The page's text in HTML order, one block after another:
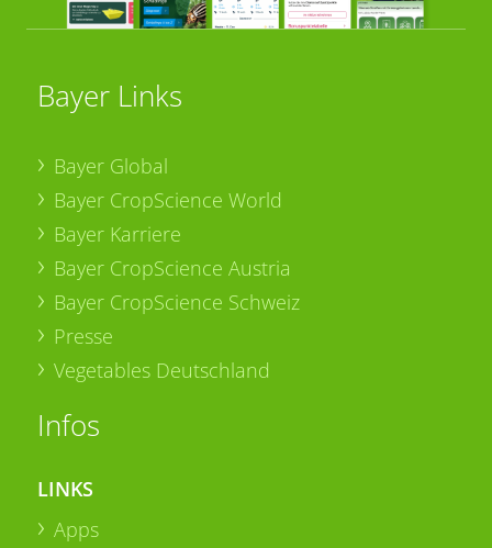
Bayer Links
Bayer Global
Bayer CropScience World
Bayer Karriere
Bayer CropScience Austria
Bayer CropScience Schweiz
Presse
Vegetables Deutschland
Infos
LINKS
Apps